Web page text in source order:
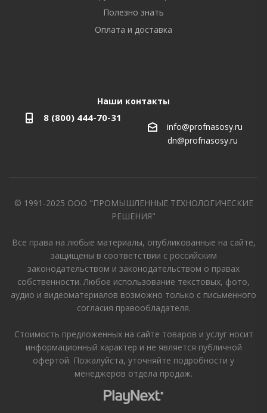
Полезно знать
Оплата и доставка
Наши контакты
8 (800) 444-70-31
info@profnasosy.ru
dn@profnasosy.ru
© 1991-2025 ООО "ПРОМЫШЛЕННЫЕ ТЕХНОЛОГИЧЕСКИЕ
РЕШЕНИЯ"
Все права на любые материалы, опубликованные на сайте,
защищены в соответствии с российским
законодательством и законодательством о правах
собственности. Любое использование текстовых, фото,
аудио и видеоматериалов возможно только с письменного
согласия правообладателя.
Стоимость предложенных на сайте товаров и услуг носит
информационный характер и не является публичной
офертой. Пожалуйста, уточняйте подробности у
менеджеров отдела продаж.